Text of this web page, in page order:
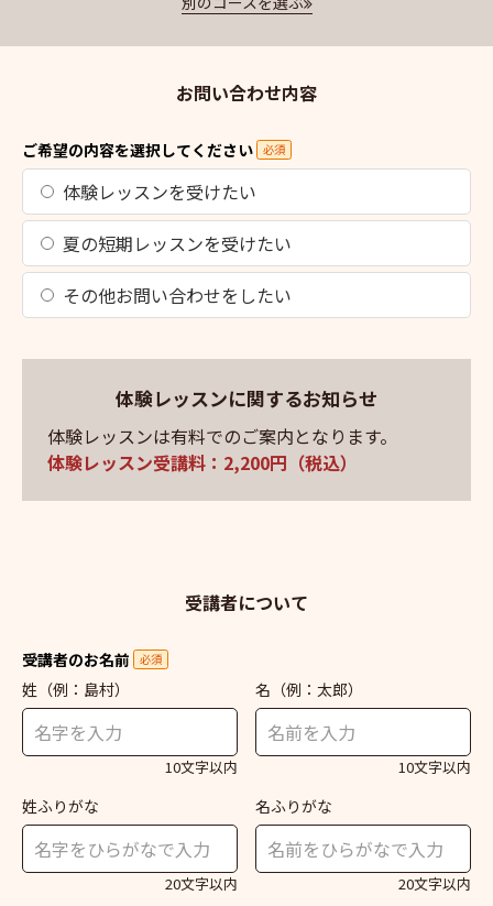
お問い合わせ内容
ご希望の内容を選択してください 必須
体験レッスンを受けたい
夏の短期レッスンを受けたい
その他お問い合わせをしたい
体験レッスンに関するお知らせ
体験レッスンは有料でのご案内となります。
体験レッスン受講料：2,200円（税込）
受講者について
受講者のお名前 必須
姓 （例：島村）
10文字以内
名 （例：太郎）
10文字以内
姓ふりがな
20文字以内
名ふりがな
20文字以内